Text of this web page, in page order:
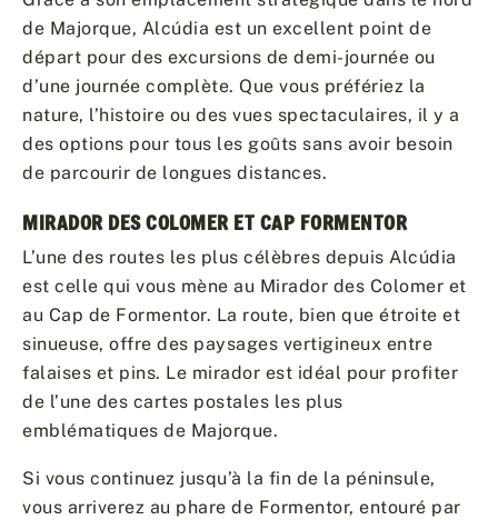
de Majorque, Alcúdia est un excellent point de
départ pour des excursions de demi-journée ou
d’une journée complète. Que vous préfériez la
nature, l’histoire ou des vues spectaculaires, il y a
des options pour tous les goûts sans avoir besoin
de parcourir de longues distances.
MIRADOR DES COLOMER ET CAP FORMENTOR
L’une des routes les plus célèbres depuis Alcúdia
est celle qui vous mène au Mirador des Colomer et
au Cap de Formentor. La route, bien que étroite et
sinueuse, offre des paysages vertigineux entre
falaises et pins. Le mirador est idéal pour profiter
de l’une des cartes postales les plus
emblématiques de Majorque.
Si vous continuez jusqu’à la fin de la péninsule,
vous arriverez au phare de Formentor, entouré par